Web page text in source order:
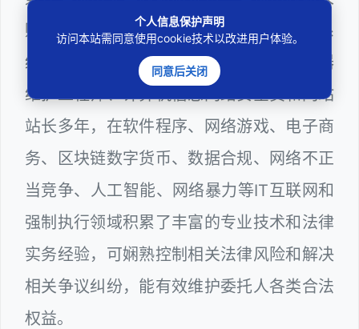
购评审专家（法律类），深圳市某区政府系
统公职律师、WEB前端开发和 WEB服务器
维护工程师、计算机信息网络安全员和网站
站长多年，在软件程序、网络游戏、电子商
务、区块链数字货币、数据合规、网络不正
当竞争、人工智能、网络暴力等IT互联网和
强制执行领域积累了丰富的专业技术和法律
实务经验，可娴熟控制相关法律风险和解决
相关争议纠纷，能有效维护委托人各类合法
权益。
个人信息保护声明
访问本站需同意使用cookie技术以改进用户体验。
同意后关闭